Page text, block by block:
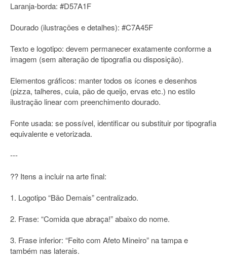
Laranja-borda: #D57A1F
Dourado (ilustrações e detalhes): #C7A45F
Texto e logotipo: devem permanecer exatamente conforme a
imagem (sem alteração de tipografia ou disposição).
Elementos gráficos: manter todos os ícones e desenhos
(pizza, talheres, cuia, pão de queijo, ervas etc.) no estilo
ilustração linear com preenchimento dourado.
Fonte usada: se possível, identificar ou substituir por tipografia
equivalente e vetorizada.
---
?? Itens a incluir na arte final:
1. Logotipo “Bão Demais” centralizado.
2. Frase: “Comida que abraça!” abaixo do nome.
3. Frase inferior: “Feito com Afeto Mineiro” na tampa e
também nas laterais.